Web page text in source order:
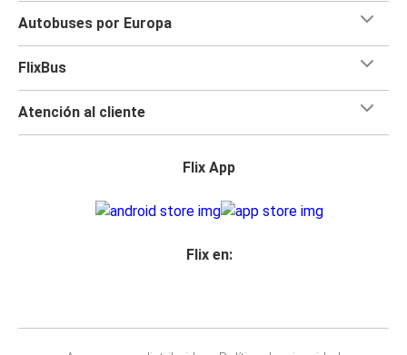
Autobuses por Europa
FlixBus
Atención al cliente
Flix App
Flix en: